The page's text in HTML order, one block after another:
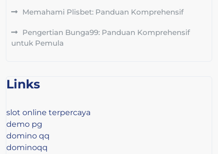
Memahami Plisbet: Panduan Komprehensif
Pengertian Bunga99: Panduan Komprehensif
untuk Pemula
Links
slot online terpercaya
demo pg
domino qq
dominoqq